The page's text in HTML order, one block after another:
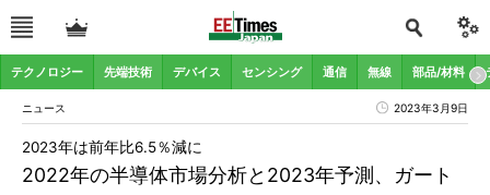
テクノロジー 先端技術 デバイス センシング 通信 無線 部品/材料
ニュース 2023年3月9日
2022年の半導体市場分析と2023年予測、ガート
2023年は前年比6.5％減に